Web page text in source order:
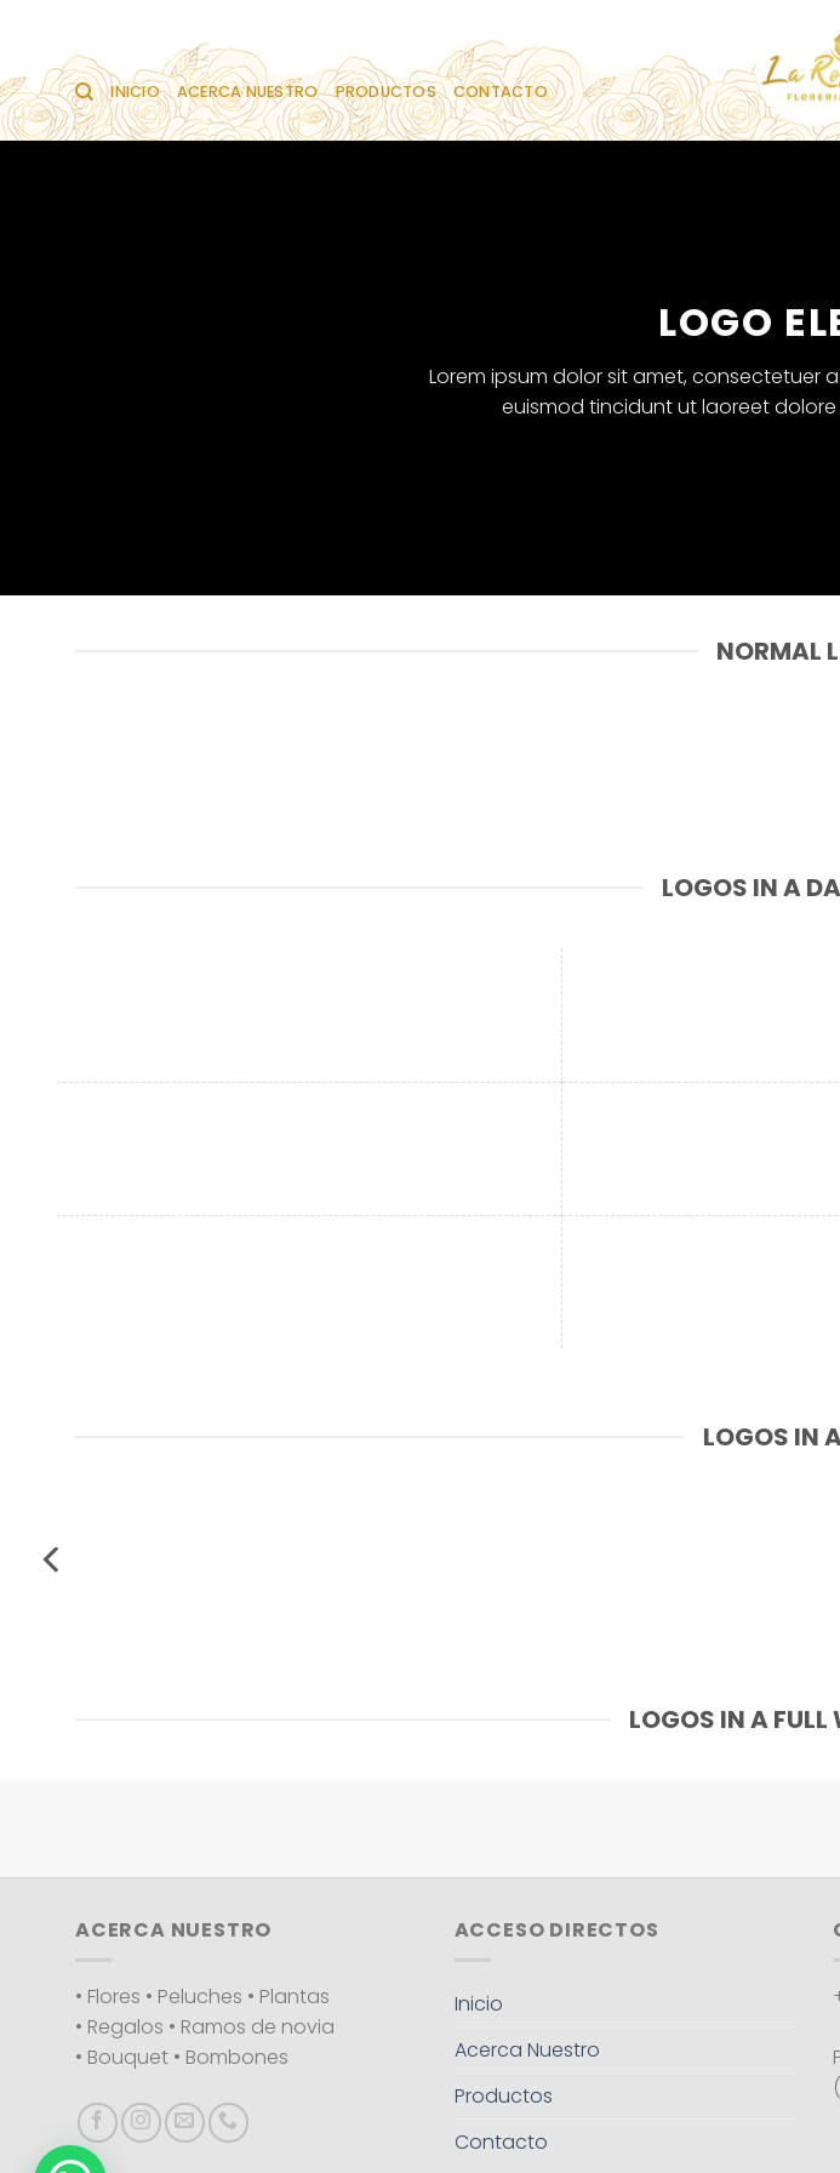
contenido
INICIO ACERCA NUESTRO PRODUCTOS CONTACTO
LOGO
Lorem ipsum dolor sit amet, consectetuer
euismod tincidunt ut laoreet
NORMAL
LOGOS IN A
LOGOS IN
LOGOS IN A FULL
ACERCA NUESTRO
• Flores • Peluches • Plantas
• Regalos • Ramos de novia
• Bouquet • Bombones
ACCESO DIRECTOS
Inicio
Acerca Nuestro
Productos
Contacto